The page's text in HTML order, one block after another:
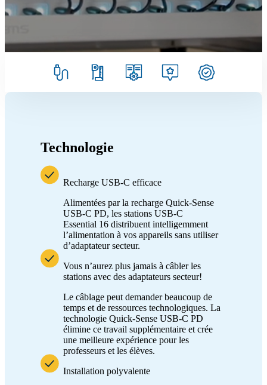
Technologie
Recharge USB-C efficace
Alimentées par la recharge Quick-Sense
USB-C PD, les stations USB-C
Essential 16 distribuent intelligemment
l’alimentation à vos appareils sans utiliser
d’adaptateur secteur.
Vous n’aurez plus jamais à câbler les
stations avec des adaptateurs secteur!
Le câblage peut demander beaucoup de
temps et de ressources technologiques. La
technologie Quick-Sense USB-C PD
élimine ce travail supplémentaire et crée
une meilleure expérience pour les
professeurs et les élèves.
Installation polyvalente